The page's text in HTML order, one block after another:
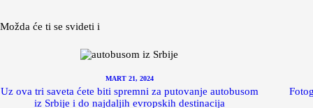
Možda će ti se svideti i
MART 21, 2024
Uz ova tri saveta ćete biti spremni za putovanje autobusom
iz Srbije i do najdaljih evropskih destinacija